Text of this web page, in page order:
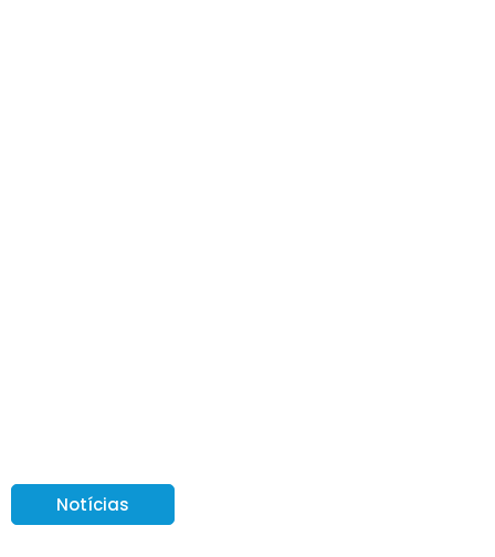
Notícias